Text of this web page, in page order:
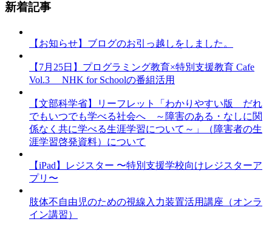
新着記事
【お知らせ】ブログのお引っ越しをしました。
【7月25日】プログラミング教育×特別支援教育 Cafe
Vol.3 NHK for Schoolの番組活用
【文部科学省】リーフレット「わかりやすい版 だれ
でもいつでも学べる社会へ ～障害のある・なしに関
係なく共に学べる生涯学習について～」（障害者の生
涯学習啓発資料）について
【iPad】レジスター 〜特別支援学校向けレジスターア
プリ〜
肢体不自由児のための視線入力装置活用講座（オンラ
イン講習）